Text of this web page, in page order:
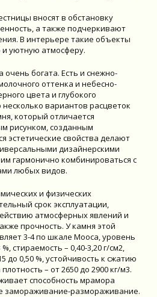
вносят в обстановку
а также подчеркивают
В интерьере такие объекты
уютную атмосферу.
богата. Есть и снежно-
оттенка и небесно-
цвета и глубокого
вариантов расцветок
который отличается
рисунком, созданным
свойства делают
дизайнерскими
гармонично комбинироваться с
любых видов.
и физических
срок эксплуатации,
атмосферных явлений и
прочность. У камня этой
3-4 по шкале Мооса, уровень
стираемость – 0,40-3,20 г/см2,
до 0,50 %, устойчивость к сжатию
– от 2650 до 2900 кг/м3.
способность мрамора
замораживание-размораживание.